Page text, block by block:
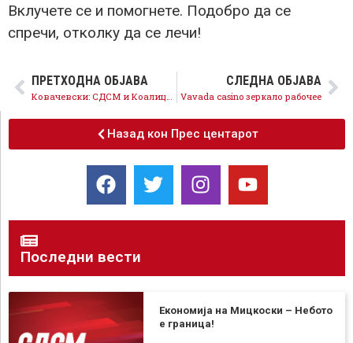
Вклучете се и помогнете. Подобро да се
спречи, отколку да се лечи!
ПРЕТХОДНА ОБЈАВА СЛЕДНА ОБЈАВА
Vavada casino зеркало рабочее
Назад кон Прес центарот
Последни вести
Економија на Мицкоски – Небото
е граница!